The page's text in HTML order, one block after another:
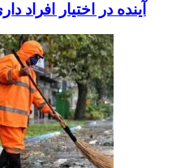
آینده در اختیار